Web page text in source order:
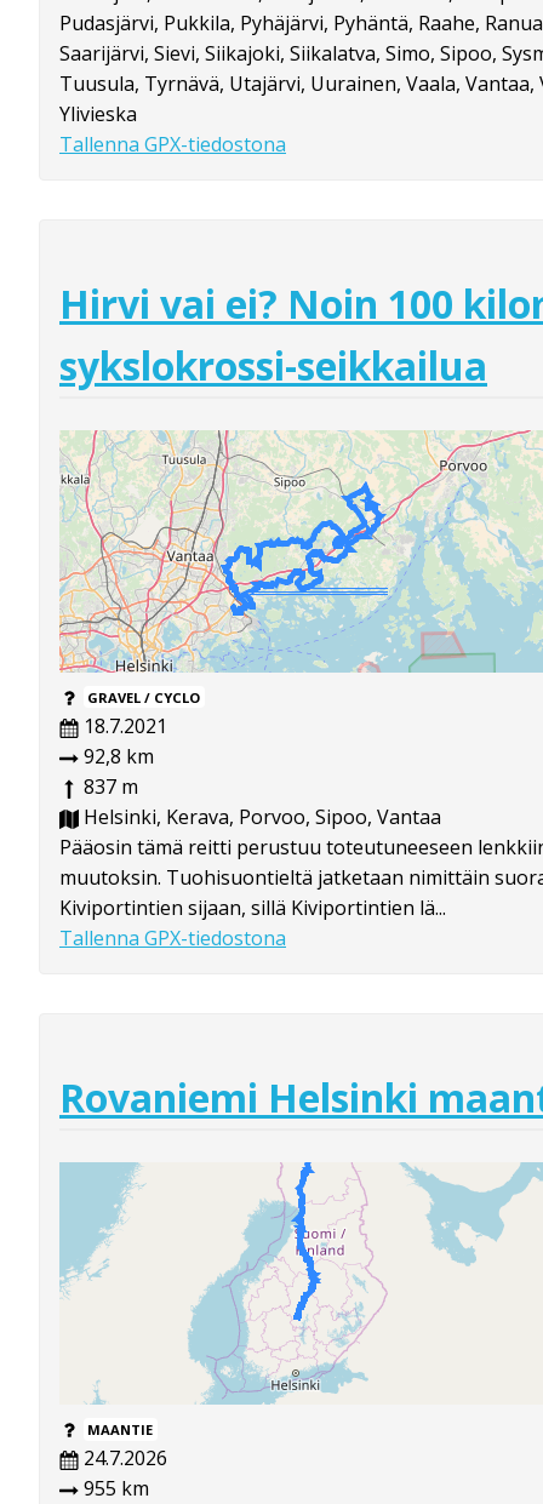
Pudasjärvi, Pukkila, Pyhäjärvi, Pyhäntä, Raahe,
Saarijärvi, Sievi, Siikajoki, Siikalatva, Simo, Sipoo,
Tuusula, Tyrnävä, Utajärvi, Uurainen, Vaala,
Ylivieska
Tallenna GPX-tiedostona
Hirvi vai ei? Noin 100
sykslokrossi-seikkailua
GRAVEL / CYCLO
18.7.2021
92,8 km
837 m
Helsinki, Kerava, Porvoo, Sipoo, Vantaa
Pääosin tämä reitti perustuu toteutuneeseen
muutoksin. Tuohisuontieltä jatketaan nimittäin
Kiviportintien sijaan, sillä Kiviportintien lä...
Tallenna GPX-tiedostona
Rovaniemi Helsinki
MAANTIE
24.7.2026
955 km